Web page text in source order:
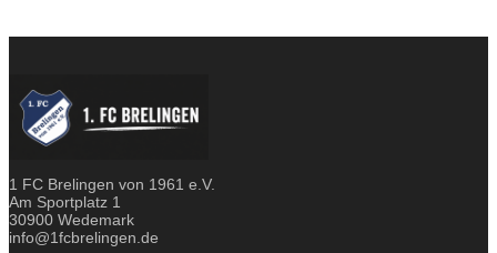
1 FC Brelingen von 1961 e.V.
Am Sportplatz 1
30900 Wedemark
info@1fcbrelingen.de